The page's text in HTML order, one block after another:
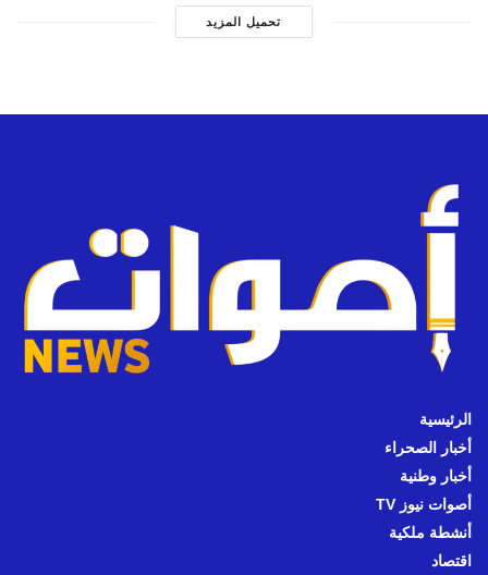
تحميل المزيد
الرئيسية
أخبار الصحراء
أخبار وطنية
أصوات نيوز TV
أنشطة ملكية
اقتصاد